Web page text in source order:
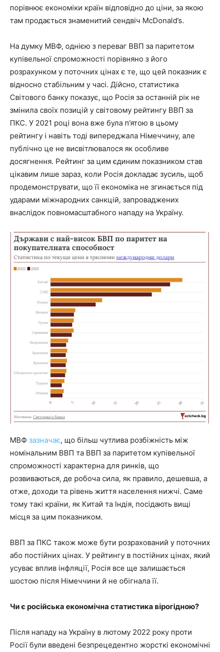
порівнює економіки країн відповідно до ціни, за якою
там продається знаменитий сендвіч McDonald’s.
На думку МВФ, однією з переваг ВВП за паритетом
купівельної спроможності порівняно з його
розрахунком у поточних цінах є те, що цей показник є
відносно стабільним у часі. Дійсно, статистика
Світового банку показує, що Росія за останній рік не
змінила своїх позицій у світовому рейтингу ВВП за
ПКС. У 2021 році вона вже була п’ятою в цьому
рейтингу і навіть тоді випереджала Німеччину, але
публічно це не висвітлювалося як особливе
досягнення. Рейтинг за цим єдиним показником став
цікавим лише зараз, коли Росія докладає зусиль, щоб
продемонструвати, що її економіка не згинається під
ударами міжнародних санкцій, запроваджених
внаслідок повномасштабного нападу на Україну.
МВФ зазначає, що більш чутлива розбіжність між
номінальним ВВП та ВВП за паритетом купівельної
спроможності характерна для ринків, що
розвиваються, де робоча сила, як правило, дешевша, а
отже, доходи та рівень життя населення нижчі. Саме
тому такі країни, як Китай та Індія, посідають вищі
місця за цим показником.
ВВП за ПКС також може бути розрахований у поточних
або постійних цінах. У рейтингу в постійних цінах, який
усуває вплив інфляції, Росія все ще залишається
шостою після Німеччини й не обігнала її.
Чи є російська економічна статистика вірогідною?
Після нападу на Україну в лютому 2022 року проти
Росії були введені безпрецедентно жорсткі економічні